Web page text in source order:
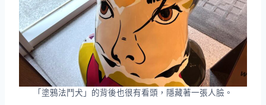
「塗鴉法鬥犬」的背後也很有看頭，隱藏著一張人臉。